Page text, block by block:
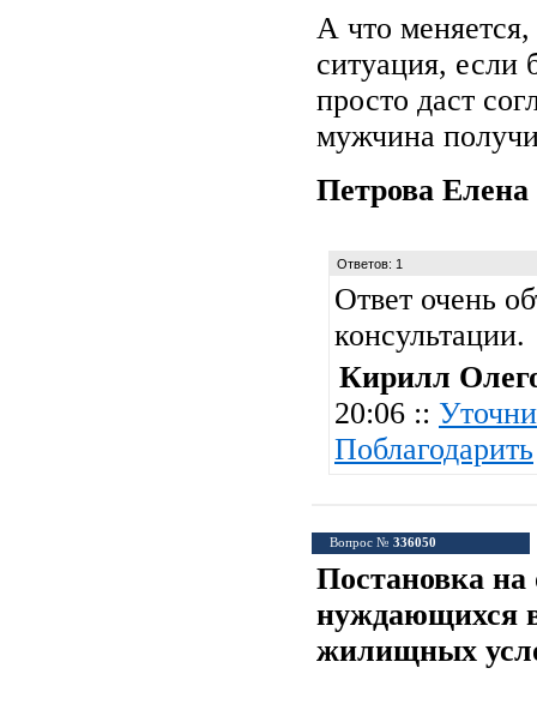
А что меняется,
ситуация, если
просто даст
мужчина
Петрова Елена
Ответов: 1
Ответ очень
консультации.
Кирилл
20:06 ::
Поблагодарить
Вопрос № 336050
Постановка на
нуждающихся
жилищных